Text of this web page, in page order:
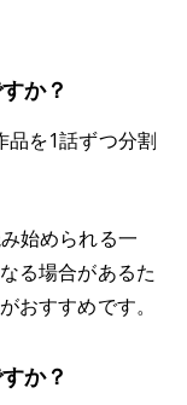
か？
品を1話ずつ分割
始められる一
る場合があるた
おすすめです。
か？